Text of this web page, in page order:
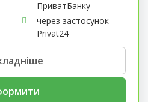
ПриватБанку
через застосунок
Privat24